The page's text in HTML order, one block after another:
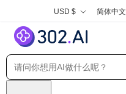
USD $ 简体中文